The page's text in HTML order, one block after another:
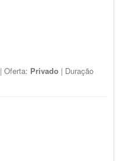
| Oferta: Privado | Duração